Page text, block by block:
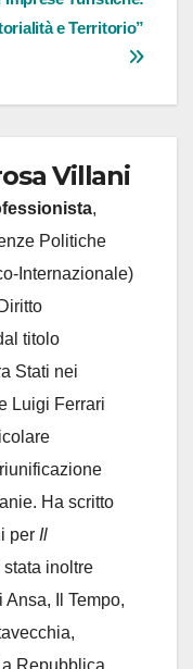
e Territorio”
Villani
,
Politiche
Internazionale)
titolo
Stati nei
Luigi Ferrari
Ha scritto
per Il
stata inoltre
Il Tempo,
Repubblica